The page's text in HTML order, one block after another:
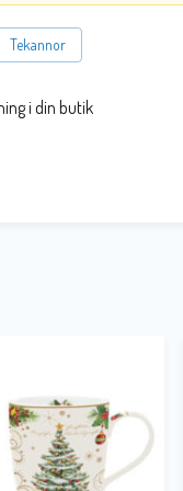
Tekannor
i din butik